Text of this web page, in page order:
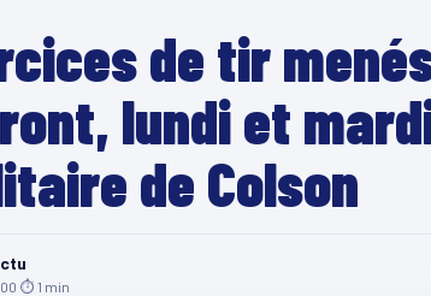
de tir
lundi et
de Colson
⏱ 1 min